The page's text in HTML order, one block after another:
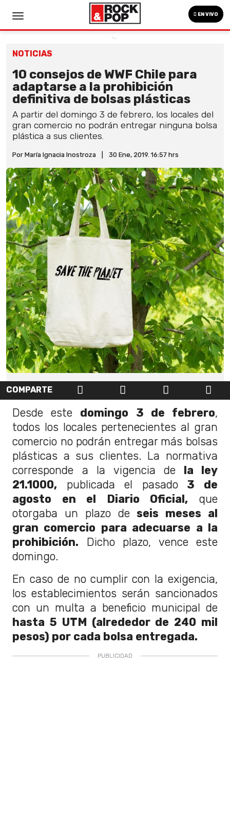
EN VIVO
NOTICIAS
10 consejos de WWF Chile para
adaptarse a la prohibición
definitiva de bolsas plásticas
A partir del domingo 3 de febrero, los locales del
gran comercio no podrán entregar ninguna bolsa
plástica a sus clientes.
Por María Ignacia Inostroza 30 Ene, 2019. 16:57 hrs
COMPARTE
Desde este domingo 3 de febrero,
todos los locales pertenecientes al gran
comercio no podrán entregar más bolsas
plásticas a sus clientes. La normativa
corresponde a la vigencia de la ley
21.1000, publicada el pasado3 de
agosto en el Diario Oficial, que
otorgaba un plazo deseis meses al
gran comercio para adecuarse a la
prohibición. Dicho plazo, vence este
domingo.
En caso de no cumplir con la exigencia,
los establecimientos serán sancionados
con un multa a beneficio municipal de
hasta 5 UTM (alrededor de 240 mil
pesos) por cada bolsa entregada.